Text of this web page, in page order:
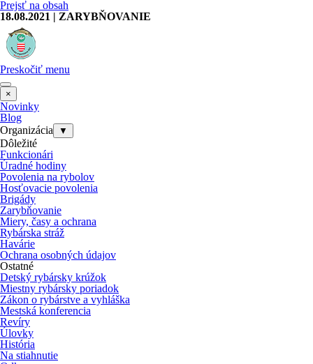
Prejsť na obsah
18.08.2021 | ZARYBŇOVANIE
Preskočiť menu
×
Novinky
Blog
Organizácia
▼
Dôležité
Funkcionári
Úradné hodiny
Povolenia na rybolov
Hosťovacie povolenia
Brigády
Zarybňovanie
Miery, časy a ochrana
Rybárska stráž
Havárie
Ochrana osobných údajov
Ostatné
Detský rybársky krúžok
Miestny rybársky poriadok
Zákon o rybárstve a vyhláška
Mestská konferencia
Revíry
Úlovky
História
Na stiahnutie